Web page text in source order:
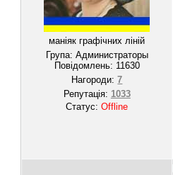
маніяк графічних ліній
Група: Администраторы
Повідомлень: 11630
Нагороди:7
Репутація: 1033
Статус:Offline